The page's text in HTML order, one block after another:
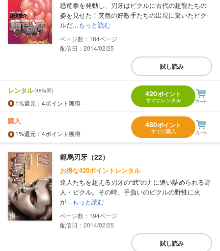
恐竜拳を発動し、刃牙はピクルに古代の超龍たちの
姿を見せた！突然の好敵手たちの出現に驚いたピク
ルだ...もっと読む
184
配信日：2014/02/25
試し読み
レンタル(48時間)
1%還元 ：4ポイント獲得
420ポイント
すぐにレンタル
購入
1%還元 ：4ポイント獲得
480ポイント
すぐに購入
範馬刃牙（22）
お得な420ポイントレンタル
達人たちを超える刃牙の“武”の力に追い詰められる野
人・ピクル。その時、手負いのピクルの野性に火
が...もっと読む
194
配信日：2014/02/25
試し読み